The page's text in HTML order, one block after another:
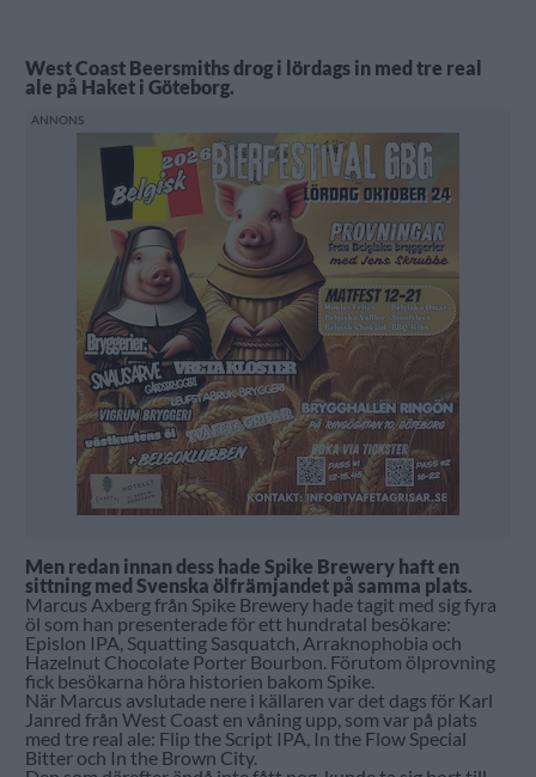
West Coast Beersmiths drog i lördags in med tre real
ale på Haket i Göteborg.
Men redan innan dess hade Spike Brewery haft en
sittning med Svenska ölfrämjandet på samma plats.
Marcus Axberg från Spike Brewery hade tagit med sig fyra
öl som han presenterade för ett hundratal besökare:
Epislon IPA, Squatting Sasquatch, Arraknophobia och
Hazelnut Chocolate Porter Bourbon. Förutom ölprovning
fick besökarna höra historien bakom Spike.
När Marcus avslutade nere i källaren var det dags för Karl
Janred från West Coast en våning upp, som var på plats
med tre real ale: Flip the Script IPA, In the Flow Special
Bitter och In the Brown City.